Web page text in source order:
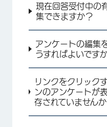
現在回答受付中の
集できますか？
アンケートの編集
うすればよいです
リンクをクリック
ンのアンケートが
存されていません